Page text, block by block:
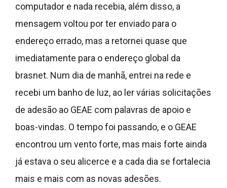
computador e nada recebia, além disso, a
mensagem voltou por ter enviado para o
endereço errado, mas a retornei quase que
imediatamente para o endereço global da
brasnet. Num dia de manhã, entrei na rede e
recebi um banho de luz, ao ler várias solicitações
de adesão ao GEAE com palavras de apoio e
boas-vindas. O tempo foi passando, e o GEAE
encontrou um vento forte, mas mais forte ainda
já estava o seu alicerce e a cada dia se fortalecia
mais e mais com as novas adesões.